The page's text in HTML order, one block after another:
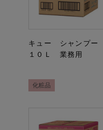
キュー シャンプー
１０Ｌ 業務用
化粧品